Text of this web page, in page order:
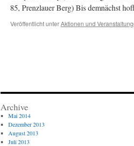
85, Prenzlauer Berg) Bis demnächst
Veröffentlicht unterAktionen und
Archive
Mai 2014
Dezember 2013
August 2013
Juli 2013